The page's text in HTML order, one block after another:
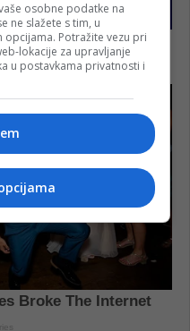
osobne podatke na
ne slažete s tim, u
Potražite vezu pri
lokacije za upravljanje
u postavkama privatnosti i